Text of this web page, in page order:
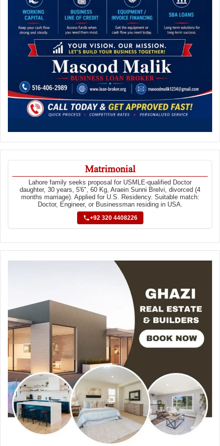
Matrimonial
Lahore family seeks proposal for USMLE-qualified Doctor
daughter, 30 years, 5'6", 60 Kg, Araein Sunni Brelvi, divorced (4
months marriage). Applied for U.S. Residency. Suitable match:
Doctor, Engineer, or Businessman residing in USA.
+92 320 4408226